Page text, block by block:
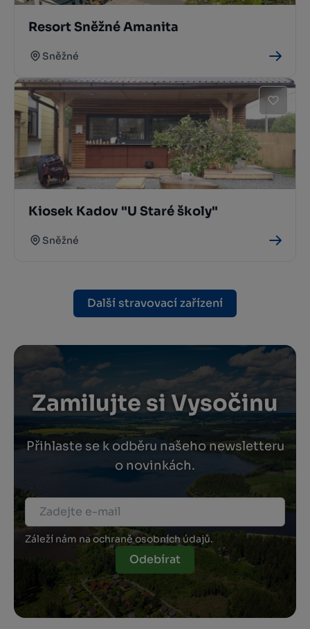
Resort Sněžné Amanita
Sněžné
Kiosek Kadov "U Staré školy"
Sněžné
Další stravovací zařízení
Zamilujte si Vysočinu
Přihlaste se k odběru našeho newsletteru
o novinkách.
Záleží nám na ochraně osobních údajů.
Odebírat